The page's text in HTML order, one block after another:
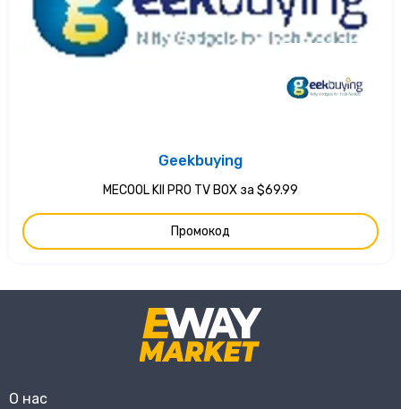
Geekbuying
MECOOL KII PRO TV BOX за $69.99
Промокод
О нас